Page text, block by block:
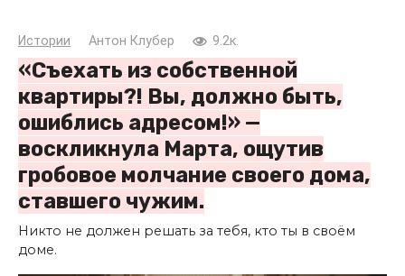
Истории Антон Клубер 9.2к.
«Съехать из собственной
квартиры?! Вы, должно быть,
ошиблись адресом!» —
воскликнула Марта, ощутив
гробовое молчание своего дома,
ставшего чужим.
Никто не должен решать за тебя, кто ты в своём
доме.